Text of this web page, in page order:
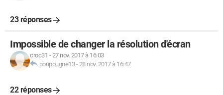
23 réponses
Impossible de changer la résolution d'écran
croc31 -27 nov. 2017 à 16:03
poupougne13-28 nov. 2017 à 16:47
22 réponses